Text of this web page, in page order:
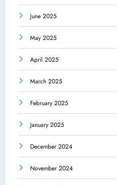
June 2025
May 2025
April 2025
March 2025
February 2025
January 2025
December 2024
November 2024